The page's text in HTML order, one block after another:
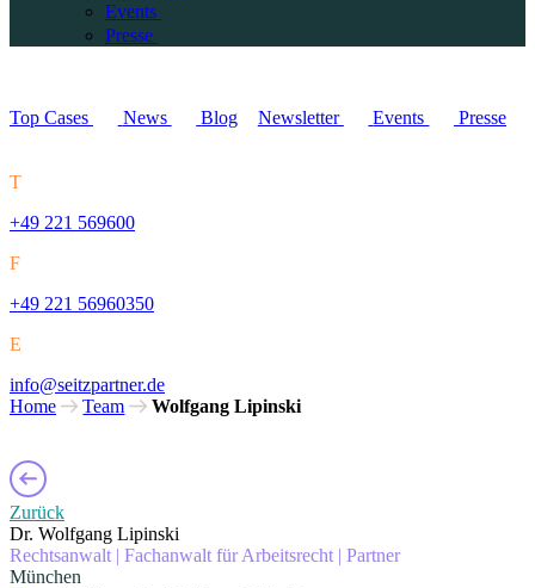
Events
Presse
Top Cases News Blog Newsletter Events Presse
T
+49 221 569600
F
+49 221 56960350
E
info@seitzpartner.de
Home
Team Wolfgang Lipinski
Zurück
Dr. Wolfgang Lipinski
Rechtsanwalt | Fachanwalt für Arbeitsrecht | Partner
München